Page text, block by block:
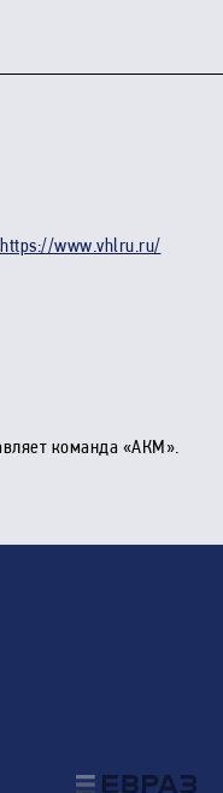
https://www.vhlru.ru/
команда «АКМ».